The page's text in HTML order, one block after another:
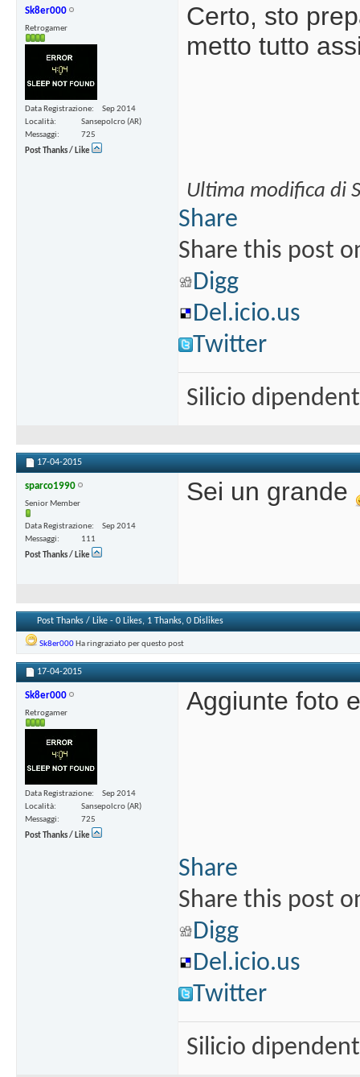
Sk8er000
Retrogamer
Data Registrazione
Sep 2014
Località
Sansepolcro (AR)
Messaggi
725
Post Thanks / Like
Certo, sto
metto tutto
Ultima modifica di
Share
Share this post
Digg
Del.icio.us
Twitter
Silicio
17-04-2015
sparco1990
Senior Member
Data Registrazione
Sep 2014
Messaggi
111
Post Thanks / Like
Sei un grande
Post Thanks / Like - 0 Likes, 1 Thanks, 0 Dislikes
Sk8er000 Ha ringraziato per questo post
17-04-2015
Sk8er000
Retrogamer
Data Registrazione
Sep 2014
Località
Sansepolcro (AR)
Messaggi
725
Post Thanks / Like
Aggiunte foto
Share
Share this post
Digg
Del.icio.us
Twitter
Silicio